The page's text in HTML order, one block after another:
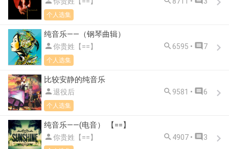
个人选集
纯音乐——（钢琴曲辑）
你贵姓【==】  6595 •  7
个人选集
比较安静的纯音乐
退役后  9581 •  6
个人选集
纯音乐——(电音） 【==】
你贵姓【==】  4907 •  3